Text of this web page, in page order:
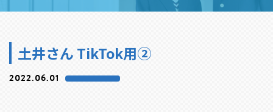
土井さん TikTok用②
2022.06.01